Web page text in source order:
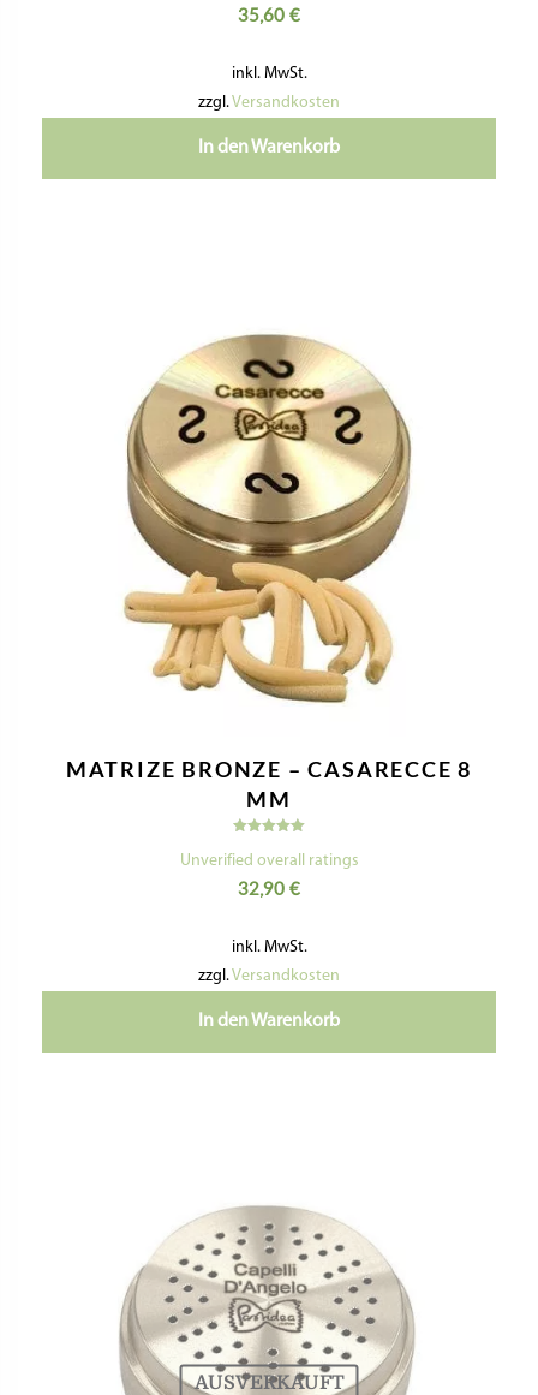
35,60 €
inkl. MwSt.
zzgl.Versandkosten
In den Warenkorb
MATRIZE BRONZE – CASARECCE 8
MM
mit
von 5
Unverified overall ratings
32,90 €
inkl. MwSt.
zzgl.Versandkosten
In den Warenkorb
AUSVERKAUFT